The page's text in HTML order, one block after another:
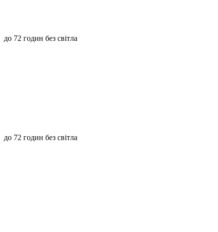
до 72 годин без світла
до 72 годин без світла